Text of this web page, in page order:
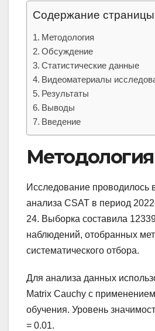
Содержание страницы
Методология
Обсуждение
Статистические данные
Видеоматериалы
Результаты
Выводы
Введение
Методология
Исследование проводилось
анализа CSAT в период
24. Выборка составила
наблюдений, отобранных
систематического отбора.
Для анализа данных
Matrix Cauchy с
обучения. Уровень
= 0.01.